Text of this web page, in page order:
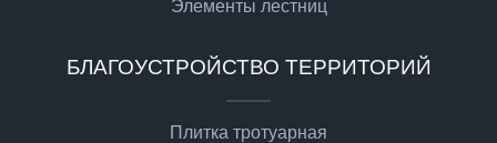
Элементы лестниц
БЛАГОУСТРОЙСТВО ТЕРРИТОРИЙ
Плитка тротуарная